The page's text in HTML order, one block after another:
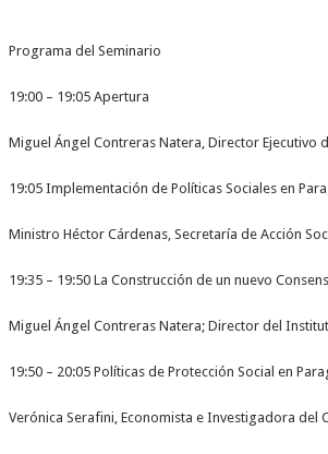
Programa del Seminario
19:00 – 19:05 Apertura
Miguel Ángel Contreras Natera, Director Ejecutivo
19:05 Implementación de Políticas Sociales en
Ministro Héctor Cárdenas, Secretaría de Acción
19:35 – 19:50 La Construcción de un nuevo
Miguel Ángel Contreras Natera; Director del
19:50 – 20:05 Políticas de Protección Social en
Verónica Serafini, Economista e Investigadora del